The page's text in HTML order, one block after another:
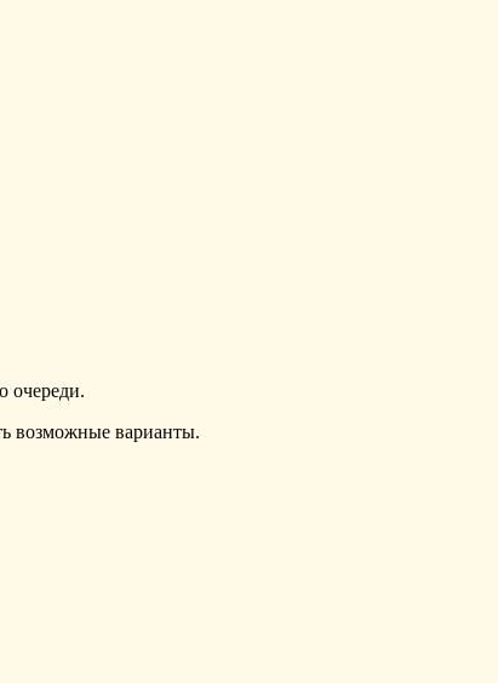
очереди.
возможные варианты.